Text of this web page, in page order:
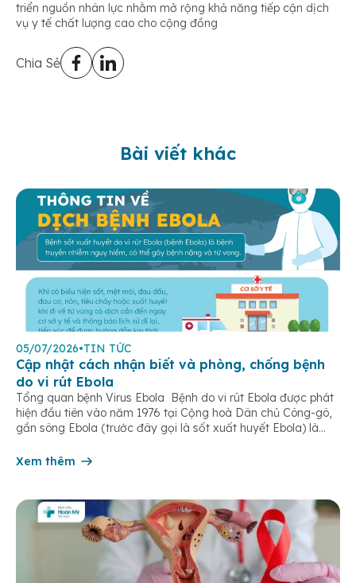
triển nguồn nhân lực nhằm mở rộng khả năng tiếp cận dịch
vụ y tế chất lượng cao cho cộng đồng
Chia Sẻ
Bài viết khác
05/07/2026•TIN TỨC
Cập nhật cách nhận biết và phòng, chống bệnh
do vi rút Ebola
Tổng quan bệnh Virus Ebola Bệnh do vi rút Ebola được phát
hiện đầu tiên vào năm 1976 tại Cộng hoà Dân chủ Công-gô,
gần sông Ebola (trước đây gọi là sốt xuất huyết Ebola) là
dịch. Bệnh lây truyền do tiếp xúc trực […]
Xem thêm